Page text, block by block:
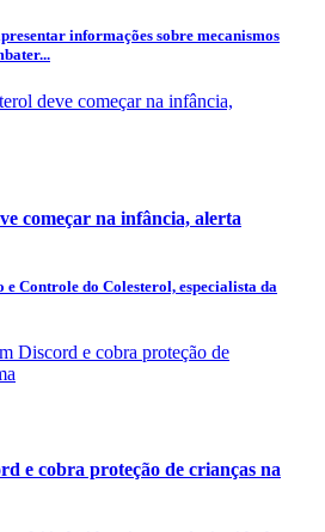
informações sobre mecanismos
começar na infância, alerta
e Controle do Colesterol, especialista da
e cobra proteção de crianças na